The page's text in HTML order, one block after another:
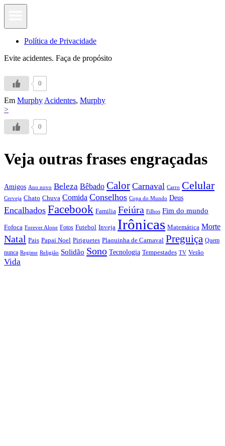
Política de Privacidade
Evite acidentes. Faça de propósito
0
Em Murphy Acidentes, Murphy
>
0
Veja outras frases engraçadas
Amigos Ano novo Beleza Bêbado Calor Carnaval Carro Celular
Cerveja Chato Chuva Comida Conselhos Copa do Mundo Deus
Encalhados Facebook Familia Feiúra Filhos Fim do mundo
Fofoca Forever Alone Fotos Futebol Inveja Irônicas Matemática Morte
Natal Pais Papai Noel Piriguetes Plaquinha de Carnaval Preguiça Quem
nunca Regime Religião Solidão Sono Tecnologia Tempestades TV Verão
Vida